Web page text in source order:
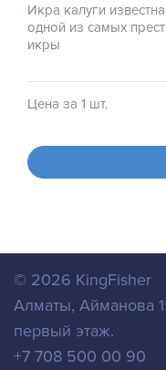
Икра калуги
одной из самых
икры
Цена за 1 шт.
© 2026 KingFisher
Алматы, Айманова
первый этаж.
+7 708 500 00 90